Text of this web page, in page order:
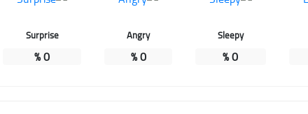
Sleepy
0
%
Angry
0
%
Surprise
0
%